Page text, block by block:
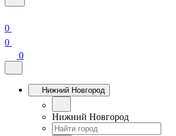
0
0
0
Нижний Новгород
Нижний Новгород